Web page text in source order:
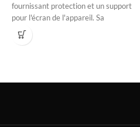
fournissant protection et un support
pour l'écran de l'appareil. Sa